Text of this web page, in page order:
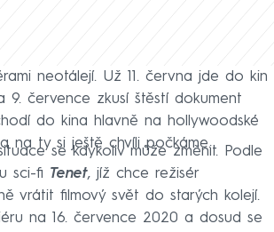
neotálejí. Už 11. června jde do kin
9. července zkusí štěstí dokument
do kina hlavně na hollywoodské
na ty si ještě chvíli počkáme.
se kdykoliv může změnit. Podle
sci-fi Tenet, jíž chce režisér
vrátit filmový svět do starých kolejí.
na 16. července 2020 a dosud se